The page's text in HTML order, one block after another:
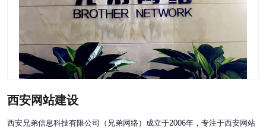
西安网站建设
西安兄弟信息科技有限公司（兄弟网络）成立于2006年，专注于西安网站